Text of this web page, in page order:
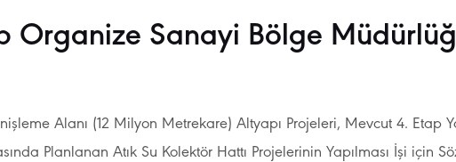
Organize Sanayi Bölge
Alanı (12 Milyon Metrekare) Altyapı Projeleri, Mevcut 4. Etap
Planlanan Atık Su Kolektör Hattı Projelerinin Yapılması İşi için